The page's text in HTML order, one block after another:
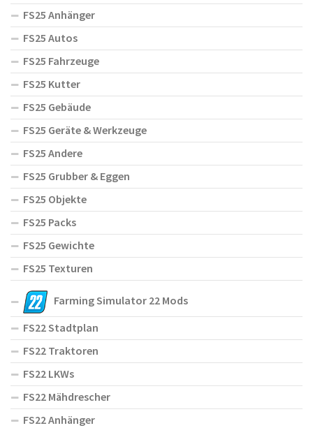
FS25 Anhänger
FS25 Autos
FS25 Fahrzeuge
FS25 Kutter
FS25 Gebäude
FS25 Geräte & Werkzeuge
FS25 Andere
FS25 Grubber & Eggen
FS25 Objekte
FS25 Packs
FS25 Gewichte
FS25 Texturen
Farming Simulator 22 Mods
FS22 Stadtplan
FS22 Traktoren
FS22 LKWs
FS22 Mähdrescher
FS22 Anhänger